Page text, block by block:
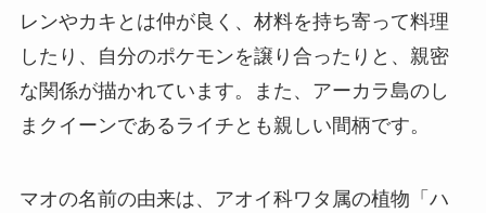
レンやカキとは仲が良く、材料を持ち寄って料理
したり、自分のポケモンを譲り合ったりと、親密
な関係が描かれています。また、アーカラ島のし
まクイーンであるライチとも親しい間柄です。
マオの名前の由来は、アオイ科ワタ属の植物「ハ